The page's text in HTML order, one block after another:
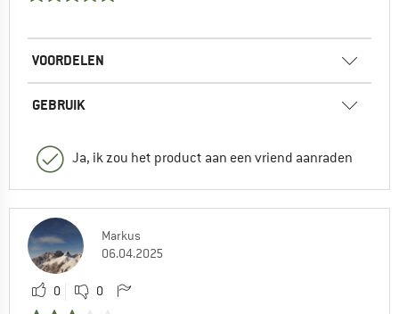
VOORDELEN
GEBRUIK
Ja, ik zou het product aan een vriend aanraden
Markus
06.04.2025
0 0